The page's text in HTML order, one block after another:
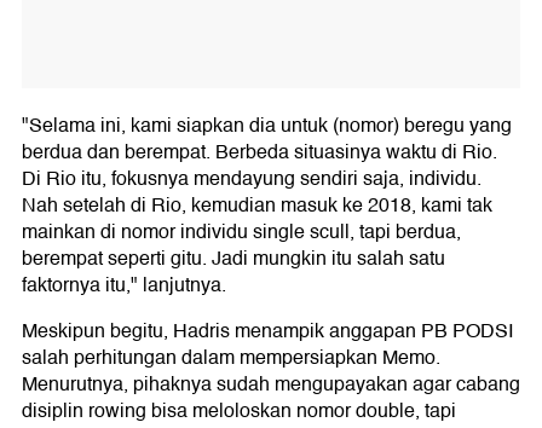
"Selama ini, kami siapkan dia untuk (nomor) beregu yang
berdua dan berempat. Berbeda situasinya waktu di Rio.
Di Rio itu, fokusnya mendayung sendiri saja, individu.
Nah setelah di Rio, kemudian masuk ke 2018, kami tak
mainkan di nomor individu single scull, tapi berdua,
berempat seperti gitu. Jadi mungkin itu salah satu
faktornya itu," lanjutnya.
Meskipun begitu, Hadris menampik anggapan PB PODSI
salah perhitungan dalam mempersiapkan Memo.
Menurutnya, pihaknya sudah mengupayakan agar cabang
disiplin rowing bisa meloloskan nomor double, tapi